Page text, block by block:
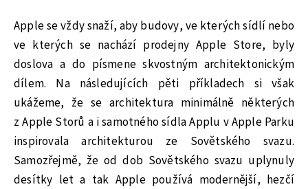
Apple se vždy snaží, aby budovy, ve kterých sídlí nebo
ve kterých se nachází prodejny Apple Store, byly
doslova a do písmene skvostným architektonickým
dílem. Na následujících pěti příkladech si však
ukážeme, že se architektura minimálně některých
z Apple Storů a i samotného sídla Applu v Apple Parku
inspirovala architekturou ze Sovětského svazu.
Samozřejmě, že od dob Sovětského svazu uplynuly
desítky let a tak Apple používá modernější, hezčí